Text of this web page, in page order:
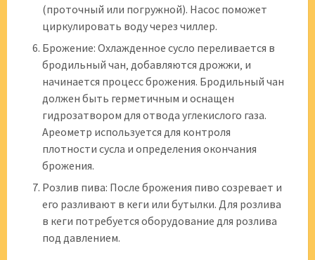
(проточный или погружной). Насос поможет
циркулировать воду через чиллер.
Брожение: Охлажденное сусло переливается в
бродильный чан‚ добавляются дрожжи‚ и
начинается процесс брожения. Бродильный чан
должен быть герметичным и оснащен
гидрозатвором для отвода углекислого газа.
Ареометр используется для контроля
плотности сусла и определения окончания
брожения.
Розлив пива: После брожения пиво созревает и
его разливают в кеги или бутылки. Для розлива
в кеги потребуется оборудование для розлива
под давлением.